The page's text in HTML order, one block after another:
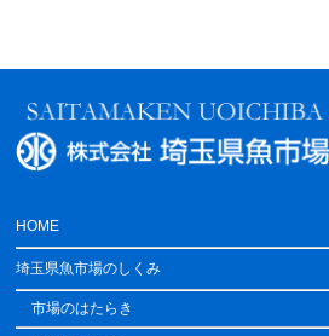
HOME
埼玉県魚市場のしくみ
市場のはたらき